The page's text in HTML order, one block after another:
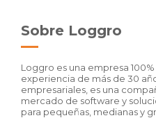
Sobre Loggro
Loggro es una empresa
experiencia de más de 30
empresariales, es una
mercado de software y
para pequeñas, medianas y